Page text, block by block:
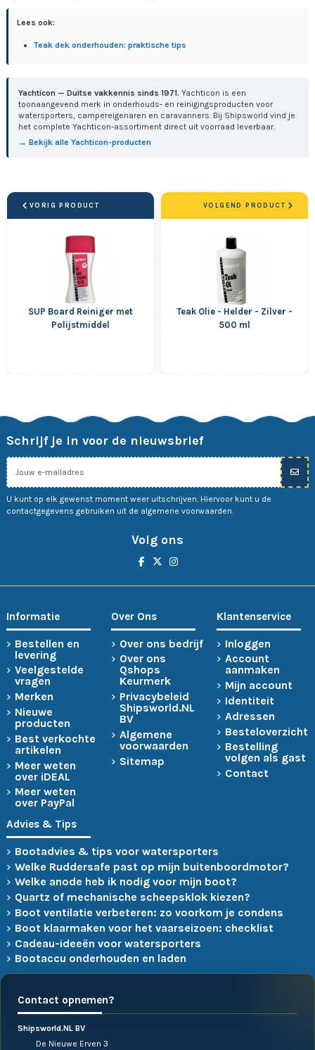
Lees ook:
Teak dek onderhouden: praktische tips
Yachticon — Duitse vakkennis sinds 1971. Yachticon is een
toonaangevend merk in onderhouds- en reinigingsproducten voor
watersporters, campereigenaren en caravanners. Bij Shipsworld vind je
het complete Yachticon-assortiment direct uit voorraad leverbaar.
→ Bekijk alle Yachticon-producten
VORIG PRODUCT
SUP Board Reiniger met
Polijstmiddel
Teak Olie - Helder - Zilver -
500 ml
VOLGEND PRODUCT
Schrijf je in voor de nieuwsbrief
U kunt op elk gewenst moment weer uitschrijven. Hiervoor kunt u de
contactgegevens gebruiken uit de algemene voorwaarden.
Volg ons
Informatie
Bestellen en
levering
Veelgestelde
vragen
Merken
Nieuwe
producten
Best verkochte
artikelen
Meer weten
over iDEAL
Meer weten
over PayPal
Over Ons
Over ons bedrijf
Over ons
Qshops
Keurmerk
Privacybeleid
Shipsworld.NL
BV
Algemene
voorwaarden
Sitemap
Klantenservice
Inloggen
Account
aanmaken
Mijn account
Identiteit
Adressen
Besteloverzicht
Bestelling
volgen als gast
Contact
Advies & Tips
Bootadvies & tips voor watersporters
Welke Ruddersafe past op mijn buitenboordmotor?
Welke anode heb ik nodig voor mijn boot?
Quartz of mechanische scheepsklok kiezen?
Boot ventilatie verbeteren: zo voorkom je condens
Boot klaarmaken voor het vaarseizoen: checklist
Cadeau-ideeën voor watersporters
Bootaccu onderhouden en laden
Contact opnemen?
Shipsworld.NL BV
De Nieuwe Erven 3